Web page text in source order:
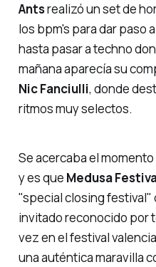
Antsrealizó un set de
los bpm's para dar paso
hasta pasar atechno
mañana aparecía su
NicFanciulli, donde
ritmos muy selectos.
Se acercaba el
y es que Medusa
"special closingfestival"
invitado reconocido por
vez en el festival
una auténtica maravilla